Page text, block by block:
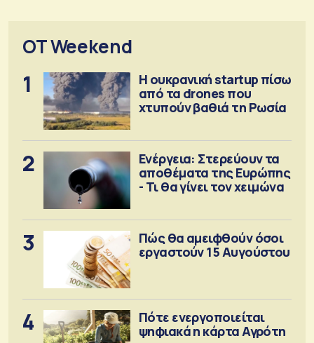
OT Weekend
1
Η ουκρανική startup πίσω
από τα drones που
χτυπούν βαθιά τη Ρωσία
2
Ενέργεια: Στερεύουν τα
αποθέματα της Ευρώπης
- Τι θα γίνει τον χειμώνα
3
Πώς θα αμειφθούν όσοι
εργαστούν 15 Αυγούστου
4
Πότε ενεργοποιείται
ψηφιακά η κάρτα Αγρότη